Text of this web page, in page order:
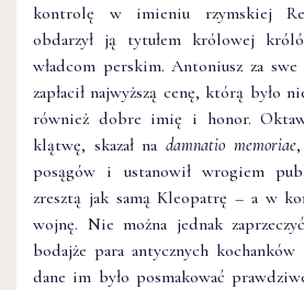
kontrolę w imieniu rzymskiej
obdarzył ją tytułem królowej
władcom perskim. Antoniusz za
zapłacił najwyższą cenę, którą było
również dobre imię i honor.
klątwę, skazał na damnatio memoriae,
posągów i ustanowił wrogiem
zresztą jak samą Kleopatrę – a w
wojnę. Nie można jednak
bodajże para antycznych kochanków
dane im było posmakować